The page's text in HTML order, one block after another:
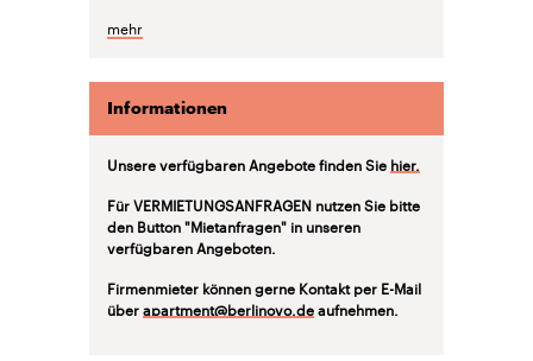
mehr
Informationen
Unsere verfügbaren Angebote finden Sie hier.
Für VERMIETUNGSANFRAGEN nutzen Sie bitte
den Button "Mietanfragen" in unseren
verfügbaren Angeboten.
Firmenmieter können gerne Kontakt per E-Mail
überapartment@berlinovo.deaufnehmen.